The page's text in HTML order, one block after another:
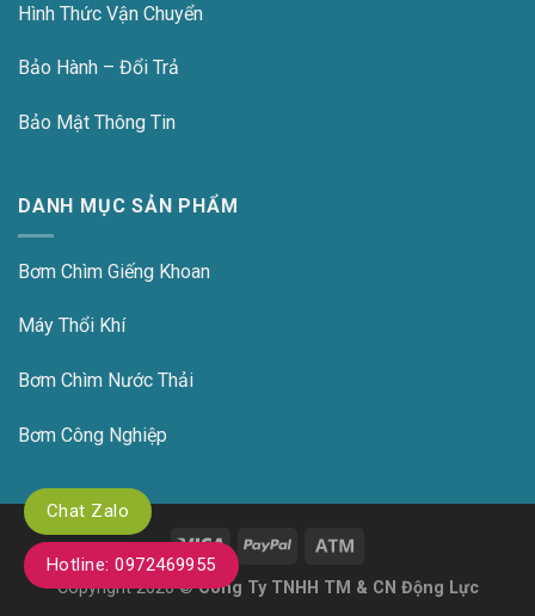
Chat Zalo
Hotline: 0972469955
Hình Thức Vận Chuyển
Bảo Hành – Đổi Trả
Bảo Mật Thông Tin
DANH MỤC SẢN PHẨM
Bơm Chìm Giếng Khoan
Máy Thổi Khí
Bơm Chìm Nước Thải
Bơm Công Nghiệp
Copyright 2026 ©Công Ty TNHH TM & CN Động Lực